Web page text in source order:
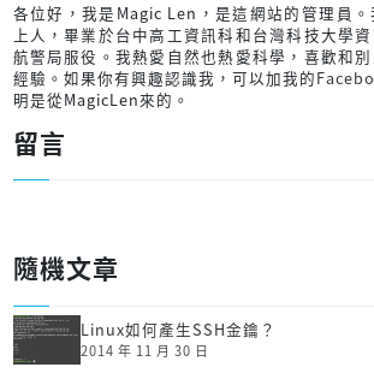
各位好，我是Magic Len，是這網站的管理員
上人，畢業於台中高工資訊科和台灣科技大學
航警局服役。我熱愛自然也熱愛科學，喜歡和
經驗。如果你有興趣認識我，可以加我的
明是從MagicLen來的。
留言
隨機文章
Linux如何產生SSH金鑰？
2014 年 11 月 30 日